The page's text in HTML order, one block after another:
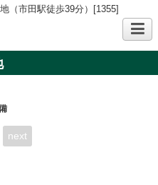
（市田駅徒歩39分）[1355]
next